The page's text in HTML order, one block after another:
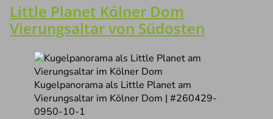
Little Planet Kölner Dom
Vierungsaltar von Südosten
Kugelpanorama als Little Planet am
Vierungsaltar im Kölner Dom | #260429-
0950-10-1